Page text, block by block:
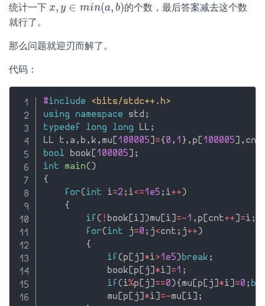
统计一下 x, y ∈ min(a, b)
x,y∈ m n(a,b)
的个数，最后答案减去这个数
就行了。
那么问题就迎刃而解了。
代码：
#include
<bits/stdc++.h>
using
namespace std ;
typedef
long long LL ;
LL t , a , b , k , mu [100005] ={0 , 1 } , p [100005] , cnt
bool book [100005] ;
int
main()
{
for(int i=2 ; i<=1e5 ; i++)
{
if ( ! book [i] )mu [i] =-1 , p [cnt++] =i ;
for(int j=0 ; j<cnt ; j++)
{
if (p [ j] *i>1e5)break ;
            book
[p [ j] *i] =1 ;
if (i%p [ j] ==0){mu [p [ j] *i] =0 ;
            mu
[p [ j] *i] =-mu [i] ;